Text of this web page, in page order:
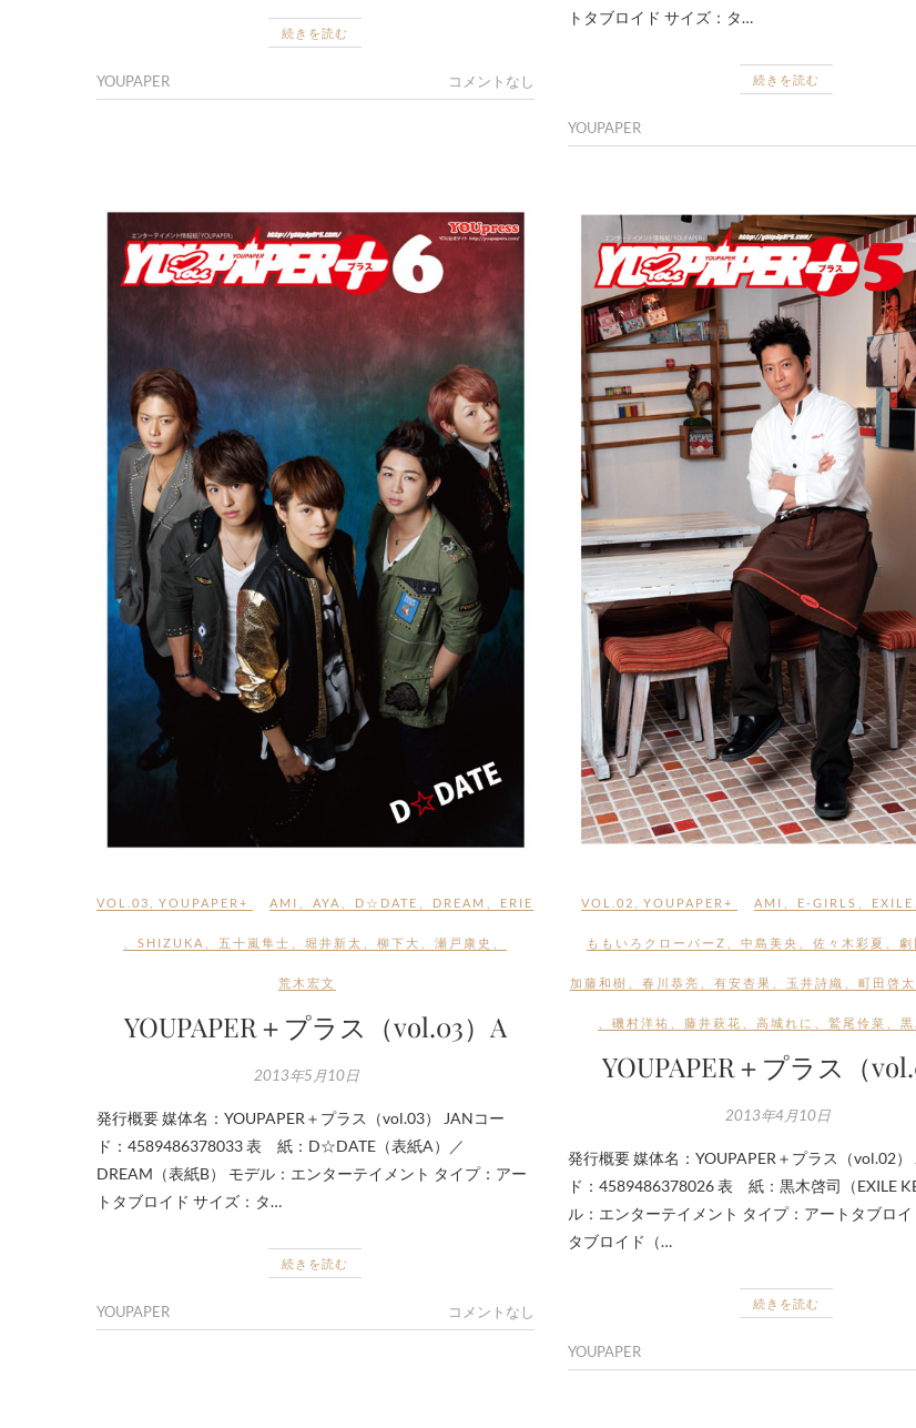
続きを読む
YOUPAPER コメントなし
トタブロイド サイズ：タ…
続きを読む
YOUPAPER
VOL.03 ,YOUPAPER+ AMI 、AYA D☆DATE DREAM ERIE
、SHIZUKA 五十嵐隼士 、堀井新太 、柳下大 、瀬戸康史
荒木宏文
YOUPAPER＋プラス（vol.03）A
2013年5月10日
発行概要 媒体名：YOUPAPER＋プラス（vol.03） JANコー
ド：4589486378033 表 紙：D☆DATE（表紙A）／
DREAM（表紙B） モデル：エンターテイメント タイプ：アー
トタブロイド サイズ：タ…
続きを読む
YOUPAPER コメントなし
VOL.02 YOUPAPER+ AMI E-GIRLS EXILE
ももいろクローバーZ 、中島美央 、佐々木彩夏
加藤和樹 春川恭亮 有安杏果 玉井詩織 町田啓太
磯村洋祐 藤井萩花 高城れに 鷲尾伶菜 黒
YOUPAPER＋プラス（
2013年4月10日
発行概要 媒体名：YOUPAPER＋プラス（vol.02）
ド：4589486378026 表 紙：黒木啓司（EXILE
ル：エンターテイメント タイプ：アートタブロイ
タブロイド（…
続きを読む
YOUPAPER